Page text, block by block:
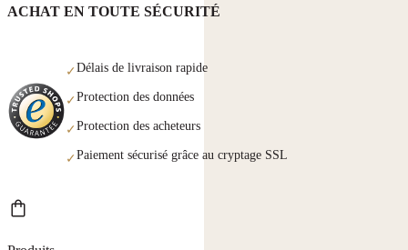
ACHAT EN TOUTE SÉCURITÉ
✓Délais de livraison rapide
✓Protection des données
✓Protection des acheteurs
✓Paiement sécurisé grâce au cryptage SSL